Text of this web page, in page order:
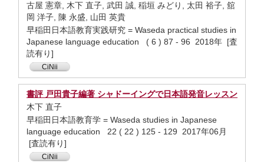
古屋 憲章, 木下 直子, 武田 誠, 稲垣 みどり, 太田 裕子, 舘
岡 洋子, 陳 永盛, 山田 英貴
早稲田日本語教育実践研究 = Waseda practical studies in
Japanese language education ( 6 ) 87 - 96 2018年 [査
読有り]
CiNii
書評 戸田貴子編著 シャドーイングで日本語発音レッスン
木下 直子
早稲田日本語教育学 = Waseda studies in Japanese
language education 22 ( 22 ) 125 - 129 2017年06月
[査読有り]
CiNii